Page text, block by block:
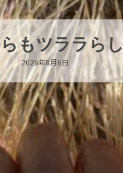
’s Birthday!!!
2026年8月6日